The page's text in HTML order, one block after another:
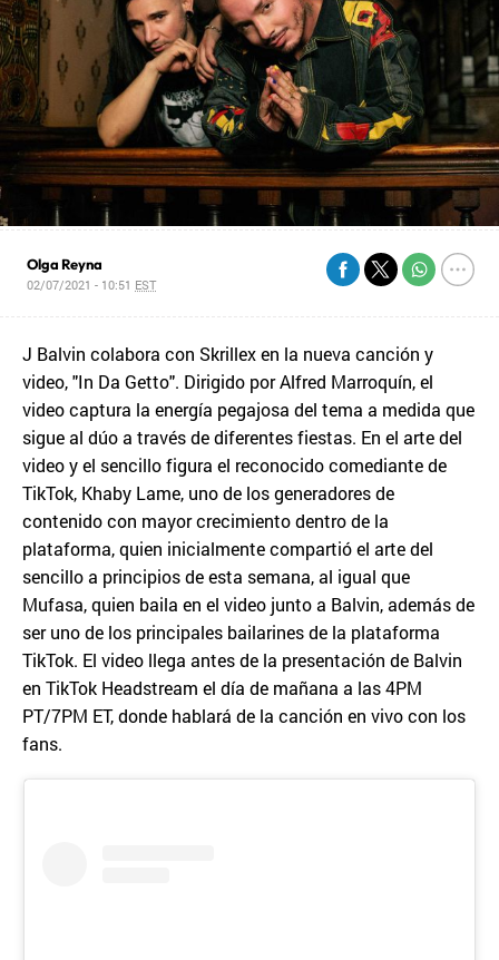
Olga Reyna
02/07/2021 - 10:51 EST
J Balvin colabora con Skrillex en la nueva canción y
video, "In Da Getto". Dirigido por Alfred Marroquín, el
video captura la energía pegajosa del tema a medida que
sigue al dúo a través de diferentes fiestas. En el arte del
video y el sencillo figura el reconocido comediante de
TikTok, Khaby Lame, uno de los generadores de
contenido con mayor crecimiento dentro de la
plataforma, quien inicialmente compartió el arte del
sencillo a principios de esta semana, al igual que
Mufasa, quien baila en el video junto a Balvin, además de
ser uno de los principales bailarines de la plataforma
TikTok. El video llega antes de la presentación de Balvin
en TikTok Headstream el día de mañana a las 4PM
PT/7PM ET, donde hablará de la canción en vivo con los
fans.